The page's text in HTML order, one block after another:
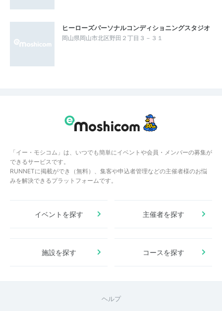
ヒーローズパーソナルコンディショニングスタジオ
岡山県岡山市北区野田２丁目３－３１
「イー・モシコム」は、いつでも簡単にイベントや会員・メンバーの募集が
できるサービスです。
RUNNETに掲載ができ（無料）、集客や申込者管理などの主催者様のお悩
みを解決できるプラットフォームです。
イベントを探す 主催者を探す
施設を探す コースを探す
ヘルプ